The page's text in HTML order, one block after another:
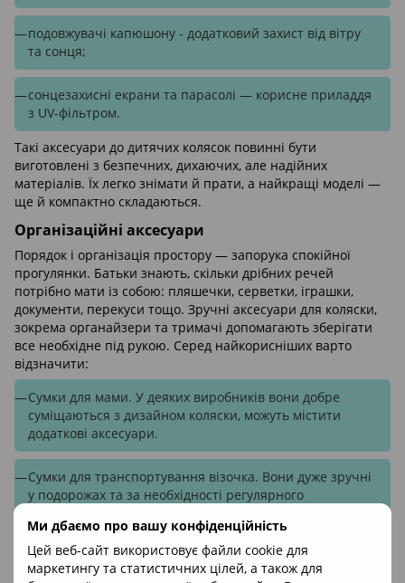
Ми дбаємо про вашу конфіденційність
Цей веб-сайт використовує файли cookie для
маркетингу та статистичних цілей, а також для
подовжувачі капюшону - додатковий захист від вітру
та сонця;
сонцезахисні екрани та парасолі — корисне приладдя
з UV-фільтром.
Такі аксесуари до дитячих колясок повинні бути
виготовлені з безпечних, дихаючих, але надійних
матеріалів. Їх легко знімати й прати, а найкращі моделі —
ще й компактно складаються.
Організаційні аксесуари
Порядок і організація простору — запорука спокійної
прогулянки. Батьки знають, скільки дрібних речей
потрібно мати із собою: пляшечки, серветки, іграшки,
документи, перекуси тощо. Зручні аксесуари для коляски,
зокрема органайзери та тримачі допомагають зберігати
все необхідне під рукою. Серед найкорисніших варто
відзначити:
Сумки для мами. У деяких виробників вони добре
суміщаються з дизайном коляски, можуть містити
додаткові аксесуари.
Сумки для транспортування візочка. Вони дуже зручні
у подорожах та за необхідності регулярного
Організаційні додаткові аксесуари для коляски повинні
бути легкими, але міцними, із простим способом кріплення.